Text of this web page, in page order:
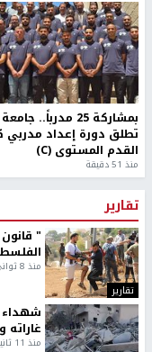
بمشاركة 25 مدرباً..
تطلق دورة إعداد مدربي
القدم المستوى (C)
منذ 51 دقيقة
تقارير
تقارير
"
منذ 8 ثواني
شهداء
غاراته
منذ 11 ثانية